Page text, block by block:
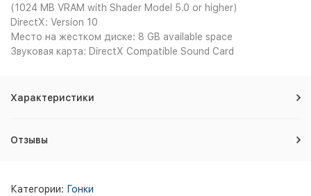
(1024 MB VRAM with Shader Model 5.0 or higher)
DirectX: Version 10
Место на жестком диске: 8 GB available space
Звуковая карта: DirectX Compatible Sound Card
Характеристики
Отзывы
Категории: Гонки